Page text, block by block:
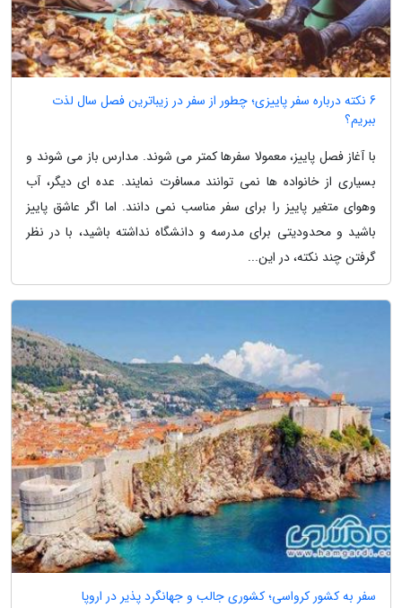
6 نکته درباره سفر پاییزی؛ چطور از سفر در زیباترین فصل سال لذت
ببریم؟
با آغاز فصل پاییز، معمولا سفرها کمتر می شوند. مدارس باز می شوند و
بسیاری از خانواده ها نمی توانند مسافرت نمایند. عده ای دیگر، آب
وهوای متغیر پاییز را برای سفر مناسب نمی دانند. اما اگر عاشق پاییز
باشید و محدودیتی برای مدرسه و دانشگاه نداشته باشید، با در نظر
گرفتن چند نکته، در این...
سفر به کشور کرواسی؛ کشوری جالب و جهانگرد پذیر در اروپا